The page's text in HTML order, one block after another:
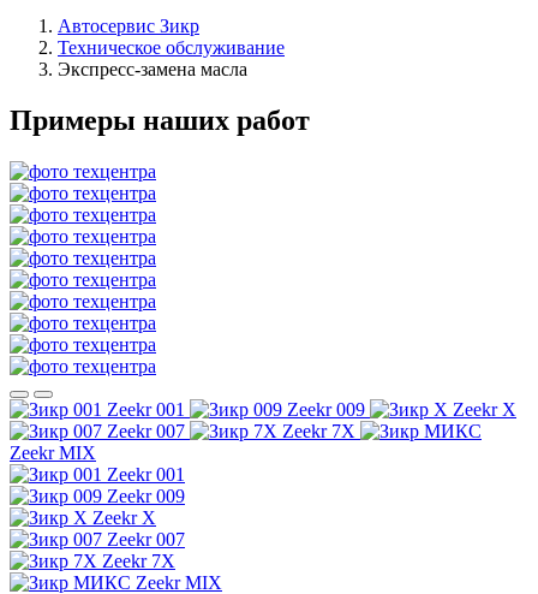
Автосервис Зикр
Техническое обслуживание
Экспресс-замена масла
Примеры наших работ
Zeekr 001 Zeekr 009
Zeekr X
Zeekr 007
Zeekr 7X
Zeekr MIX
Zeekr 001
Zeekr 009
Zeekr X
Zeekr 007
Zeekr 7X
Zeekr MIX